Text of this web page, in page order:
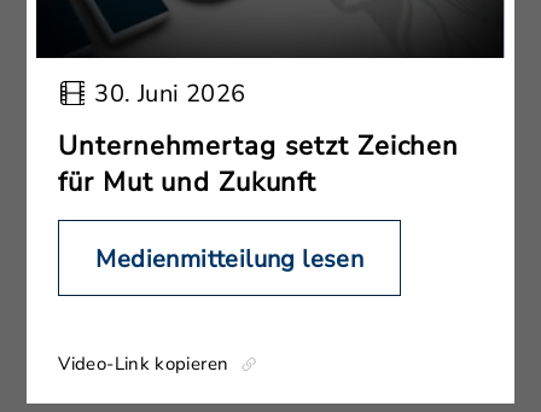
30. Juni 2026
Unternehmertag setzt Zeichen
für Mut und Zukunft
Medienmitteilung lesen
Video-Link kopieren